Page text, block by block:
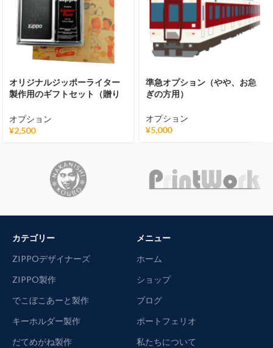
オリジナルジッポーライター
製作用のギフトセット（贈り
オプション
¥2,500
準急オプション（やや、お急
ぎの方用）
オプション
¥5,000
カテゴリー
ZIPPOデザイナーズ
ZIPPO製作
でこぼこあーと製作
キーホルダー製作
だてめがね製作
メニュー
ホーム
ショップ
ブログ
ポートフェリオ
私たちについて